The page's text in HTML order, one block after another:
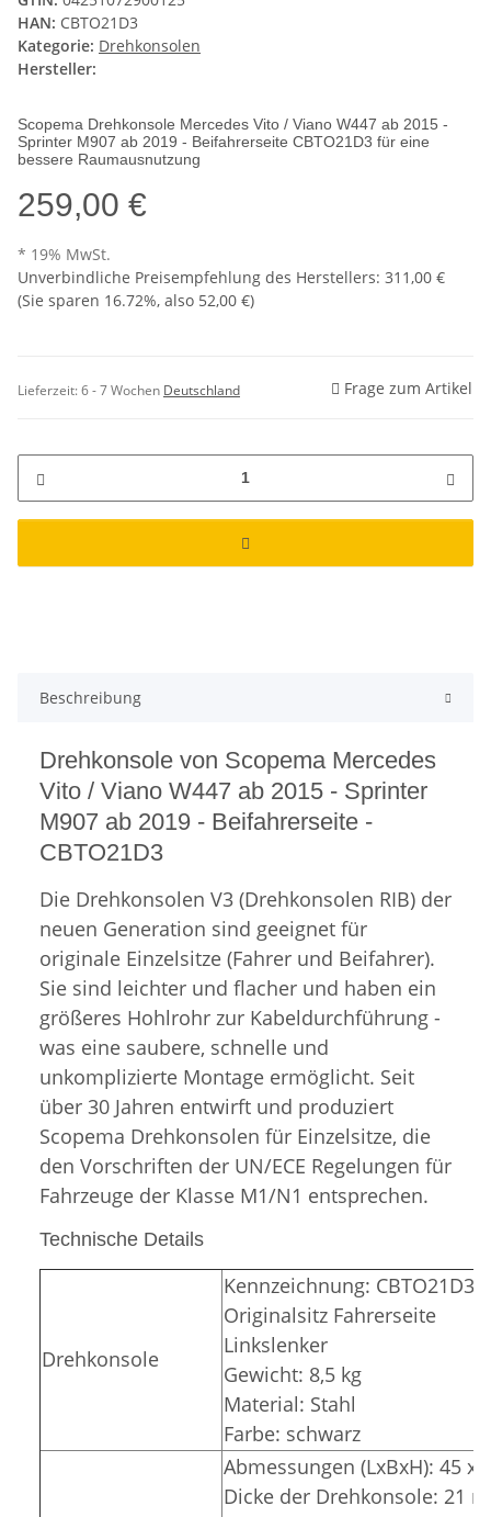
HAN: CBTO21D3
Kategorie: Drehkonsolen
Hersteller:
Scopema Drehkonsole Mercedes Vito / Viano W447 ab 2015 -
Sprinter M907 ab 2019 - Beifahrerseite CBTO21D3 für eine
bessere Raumausnutzung
259,00 €
* 19% MwSt.
Unverbindliche Preisempfehlung des Herstellers: 311,00 €
(Sie sparen 16.72%, also 52,00 €)
Lieferzeit:6 - 7 Wochen Deutschland Frage zum Artikel
Beschreibung
Drehkonsole von Scopema Mercedes
Vito / Viano W447 ab 2015 - Sprinter
M907 ab 2019 - Beifahrerseite -
CBTO21D3
Die Drehkonsolen V3 (Drehkonsolen RIB) der
neuen Generation sind geeignet für
originale Einzelsitze (Fahrer und Beifahrer).
Sie sind leichter und flacher und haben ein
größeres Hohlrohr zur Kabeldurchführung -
was eine saubere, schnelle und
unkomplizierte Montage ermöglicht. Seit
über 30 Jahren entwirft und produziert
Scopema Drehkonsolen für Einzelsitze, die
den Vorschriften der UN/ECE Regelungen für
Fahrzeuge der Klasse M1/N1 entsprechen.
Technische Details
Drehkonsole
Kennzeichnung: CBTO21D3
Originalsitz Fahrerseite
Linkslenker
Gewicht: 8,5 kg
Material: Stahl
Farbe: schwarz
Abmessungen (LxBxH): 45 x
Dicke der Drehkonsole: 21